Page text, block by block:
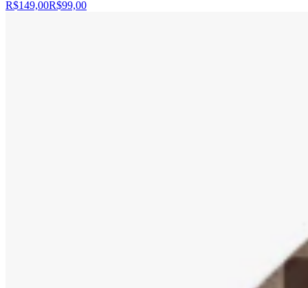
R$149,00R$99,00